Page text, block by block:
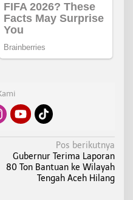
Pos berikutnya
Gubernur Terima Laporan
80 Ton Bantuan ke Wilayah
Tengah Aceh Hilang